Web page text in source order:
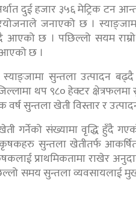
दुई हजार ३५६ मेट्रिक टन
जनाएको छ ।
आएको छ । पछिल्लो सयम
छ ।
सुन्तला उत्पादन
थप ९८० हेक्टर
वर्ष सुन्तला खेती विस्तार र
गर्नेको संख्यामा वृद्धि हुँदै
सुन्तला खेतीतर्फ
प्राथमिकतामा राखेर
समय सुन्तला व्यवसायलाई